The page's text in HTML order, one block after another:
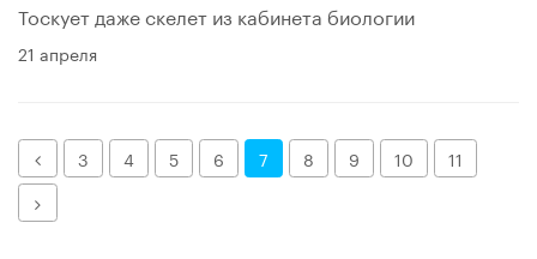
Тоскует даже скелет из кабинета биологии
21 апреля
Назад
3 4 5 6 7 8 9 10
11
Далее